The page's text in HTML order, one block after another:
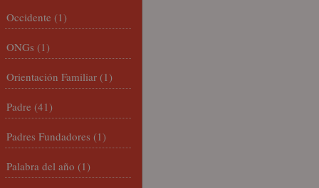
Occidente (1)
ONGs (1)
Orientación Familiar (1)
Padre (41)
Padres Fundadores (1)
Palabra del año (1)